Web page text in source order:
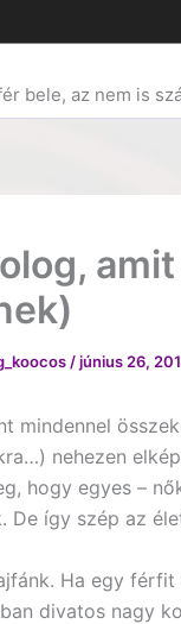
bele, az nem is
/június 26,
mindennel
nehezen
hogy egyes –
De így szép az
Ha egy
divatos nagy